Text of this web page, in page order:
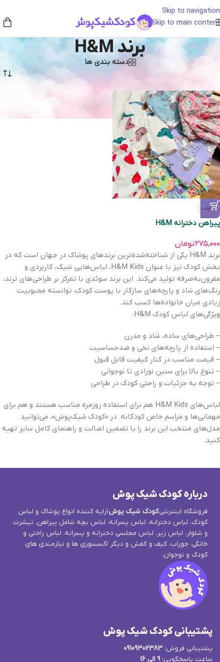
Skip to navigation
Skip to main content
برند H&M
دسته بندی ها
تمام‌شد
پیراهن دخترانه H&M
۲۷۵,۰۰۰تومان
برند H&M یکی از شناخته‌شده‌ترین برندهای پوشاک در جهان است که در
بخش کودک نیز با عنوان H&M Kids، لباس‌هایی شیک، کاربردی و
مقرون‌به‌صرفه تولید می‌کند. این برند سوئدی با تمرکز بر طراحی‌های ترند،
رنگ‌های شاد و پارچه‌های سازگار با پوست کودک، توانسته محبوبیت
زیادی میان خانواده‌ها کسب کند.
ویژگی‌های لباس کودک H&M:
– طراحی‌های ساده، شاد و مدرن
– استفاده از پارچه‌های نخی و ضدحساسیت
– قیمت مناسب در کنار کیفیت قابل قبول
– تنوع بالا برای سنین نوزادی تا نوجوانی
– توجه به جزئیات و راحتی کودک در طراحی
لباس‌های H&M Kids هم برای استفاده روزمره مناسب هستند و هم برای
مهمانی‌ها و مراسم خاص کودکانه. در «کودک شیک‌پوش»، می‌توانید
مدل‌های منتخب این برند را با تضمین اصالت و راهنمای کامل سایز تهیه
کنید.
درباره کودک شیک پوش
فروشگاه اینترنتیکودک شیک پوشارایه کننده انواع پوشاک و لباس
کودک، لباس دخترانه، لباس پسرانه، لباس بچه شامل پیراهن، تیشرت
و شلوار، لباس زیر، لباس مجلسی دخترانه و پسرانه، لباس راحتی و
خانگی، جوراب، کیف و کفش و دیگر اکسسوری ها و نیازمندی های
کودک و نوجوان.
پشتیبانی کودک شیک پوش
پشتیبانی فروش: 09109302383
ساعت پاسخگویی: 9 الی 16